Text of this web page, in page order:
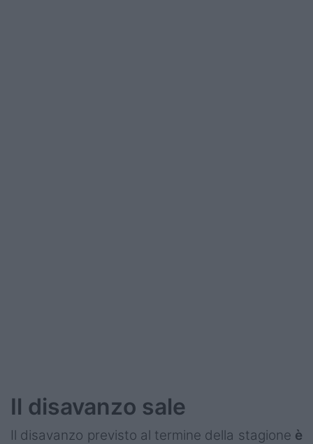
Il disavanzo sale
Il disavanzo previsto al termine della stagione è